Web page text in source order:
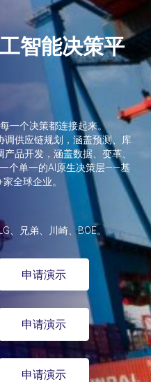
智能决策平
一个决策都连接起来。
调供应链规划，涵盖预测、库
品开发，涵盖数据、变革、
个单一的AI原生决策层——基
全球企业。
、兄弟、川崎、BOE。
申请演示
申请演示
申请演示